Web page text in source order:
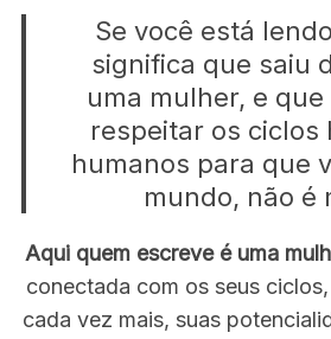
Se você está
significa que saiu
uma mulher, e
respeitar os ciclos
humanos para que
mundo, não é
Aqui quem escreve é uma
conectada com os seus
cada vez mais, suas
S
e